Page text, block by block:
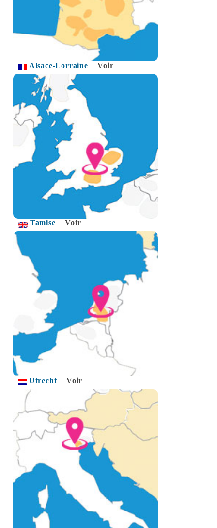
Alsace-Lorraine Voir
Tamise Voir
Utrecht Voir